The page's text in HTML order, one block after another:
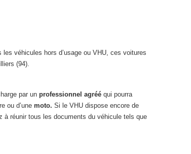
véhicules hors d’usage ou VHU, ces voitures
(94).
par un professionnel agréé qui pourra
ou d’une moto. Si le VHU dispose encore de
à réunir tous les documents du véhicule tels que